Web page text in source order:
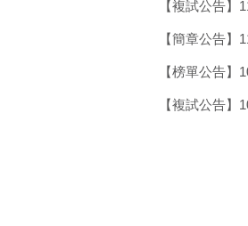
【複試公告
【簡章公告
【榜單公告
【複試公告